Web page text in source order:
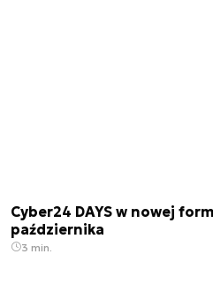
Cyber24 DAYS w nowej
października
3 min.